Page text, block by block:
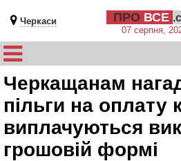
Черкаси ПРО ВСЕ
07 серпня,
Черкащанам
пільги на оплату
виплачуються
грошовій формі